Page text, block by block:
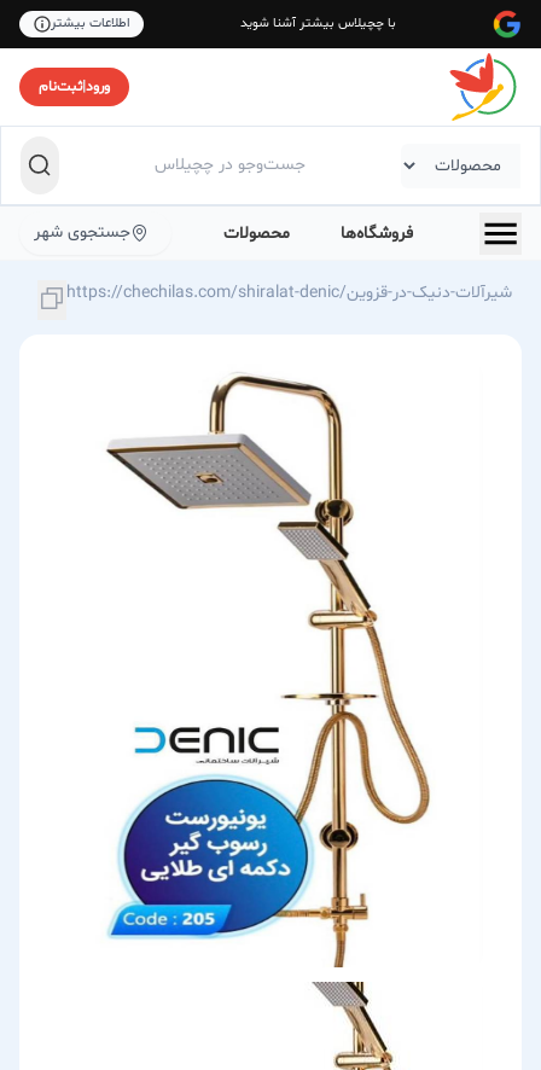
با چچیلاس بیشتر آشنا شوید اطلاعات بیشتر
ورود|ثبت‌نام
فروشگاه‌ها محصولات جستجوی شهر
https://chechilas.com/shiralat-denic/شیرآلات-دنیک-در-قزوین